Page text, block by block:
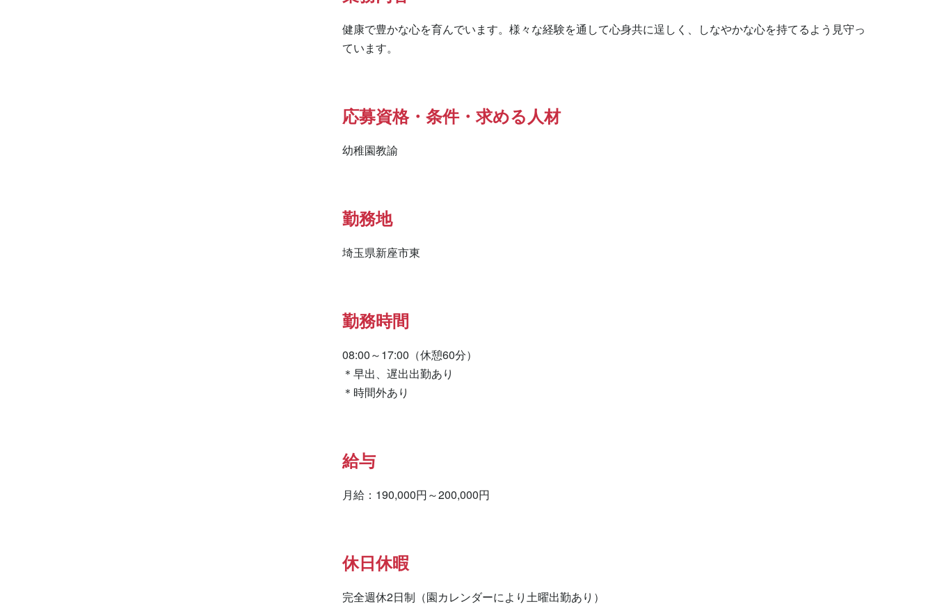
健康で豊かな心を育んでいます。様々な経験を通して心身共に逞しく、しなやかな心を持てるよう見守っ
ています。
応募資格・条件・求める人材
幼稚園教諭
勤務地
埼玉県新座市東
勤務時間
08:00～17:00（休憩60分）
＊早出、遅出出勤あり
＊時間外あり
給与
月給：190,000円～200,000円
休日休暇
完全週休2日制（園カレンダーにより土曜出勤あり）